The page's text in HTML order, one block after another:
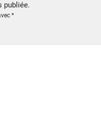
publiée.
*